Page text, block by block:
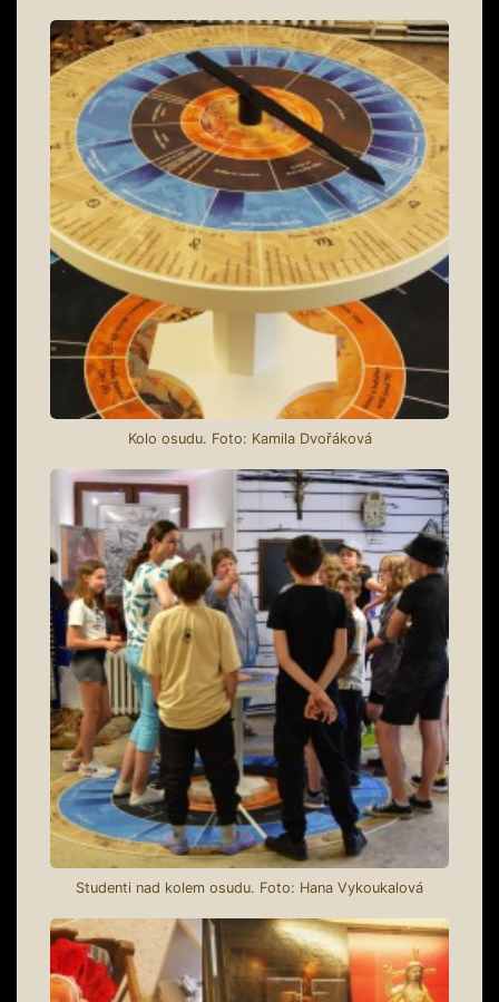
Kolo osudu. Foto: Kamila Dvořáková
Studenti nad kolem osudu. Foto: Hana Vykoukalová